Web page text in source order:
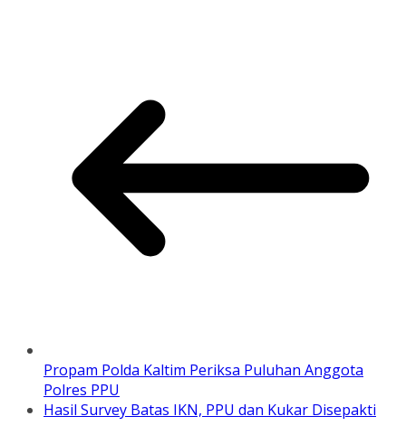
Propam Polda Kaltim Periksa Puluhan Anggota
Polres PPU
Hasil Survey Batas IKN, PPU dan Kukar Disepakti